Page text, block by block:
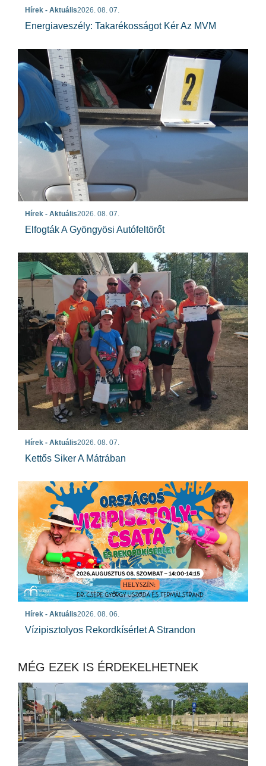
Hírek - Aktuális2026. 08. 07.
Energiaveszély: Takarékosságot Kér Az MVM
Hírek - Aktuális2026. 08. 07.
Elfogták A Gyöngyösi Autófeltörőt
Hírek - Aktuális2026. 08. 07.
Kettős Siker A Mátrában
Hírek - Aktuális2026. 08. 06.
Vízipisztolyos Rekordkísérlet A Strandon
MÉG EZEK IS ÉRDEKELHETNEK